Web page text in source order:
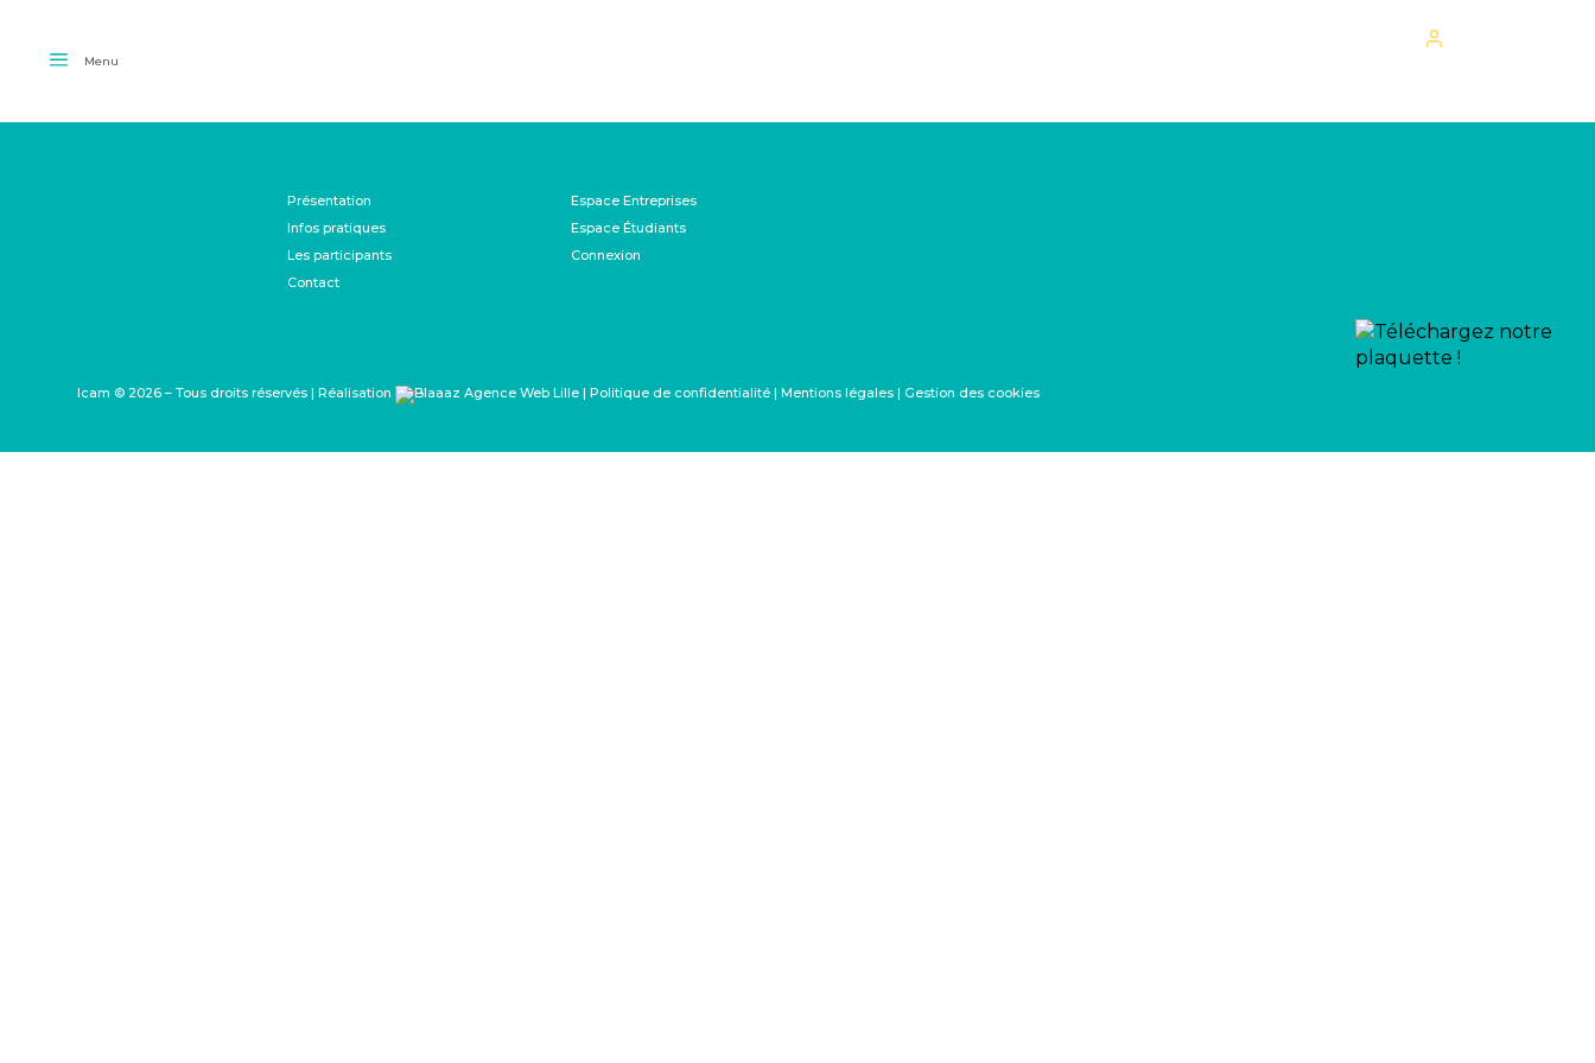
Menu
Présentation
Infos pratiques
Les participants
Contact
Espace Entreprises
Espace Étudiants
Connexion
Icam © 2026 – Tous droits réservés | Réalisation | Politique de confidentialité| Mentions légales| Gestion des cookies